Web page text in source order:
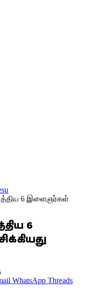
6 இளைஞர்கள்
6
WhatsApp Threads